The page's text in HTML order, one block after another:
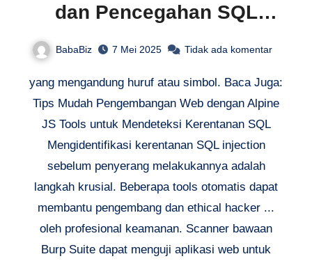
dan Pencegahan SQL
BabaBiz 7 Mei 2025 Tidak ada komentar
yang mengandung huruf atau simbol. Baca Juga:
Tips Mudah Pengembangan Web dengan Alpine
JS Tools untuk Mendeteksi Kerentanan SQL
Mengidentifikasi kerentanan SQL injection
sebelum penyerang melakukannya adalah
langkah krusial. Beberapa tools otomatis dapat
membantu pengembang dan ethical hacker ...
oleh profesional keamanan. Scanner bawaan
Burp Suite dapat menguji aplikasi web untuk